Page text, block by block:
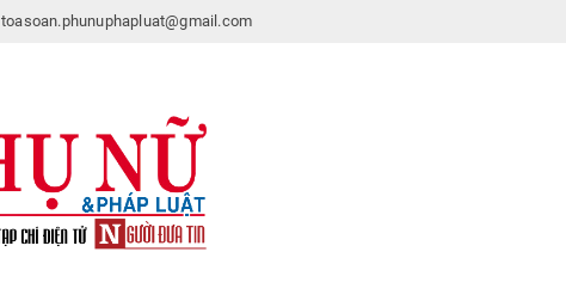
toasoan.phunuphapluat@gmail.com